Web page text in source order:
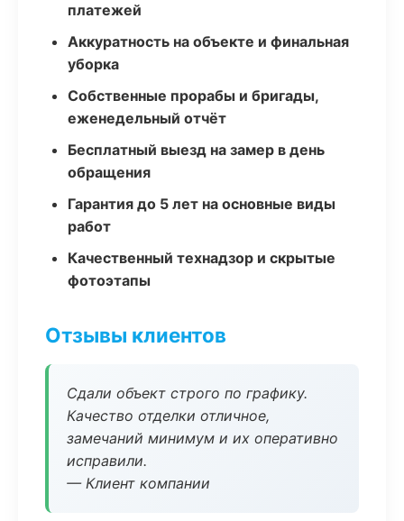
платежей
Аккуратность на объекте и финальная
уборка
Собственные прорабы и бригады,
еженедельный отчёт
Бесплатный выезд на замер в день
обращения
Гарантия до 5 лет на основные виды
работ
Качественный технадзор и скрытые
фотоэтапы
Отзывы клиентов
Сдали объект строго по графику.
Качество отделки отличное,
замечаний минимум и их оперативно
исправили.
— Клиент компании